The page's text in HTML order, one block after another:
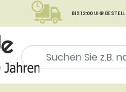
BIS 12:00 UHR